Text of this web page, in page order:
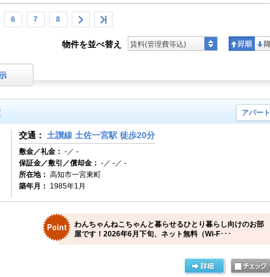
6 7 8
物件を並べ替え 賃料(管理費等込)
アパート
交通： 土讃線 土佐一宮駅 徒歩20分
敷金／礼金： -／ -
保証金／敷引／償却金： -／ -／ -
所在地： 高知市一宮東町
築年月： 1985年1月
わんちゃんねこちゃんと暮らせるひとり暮らし向けのお部
屋です！2026年6月下旬、ネット無料（Wi-F･･･